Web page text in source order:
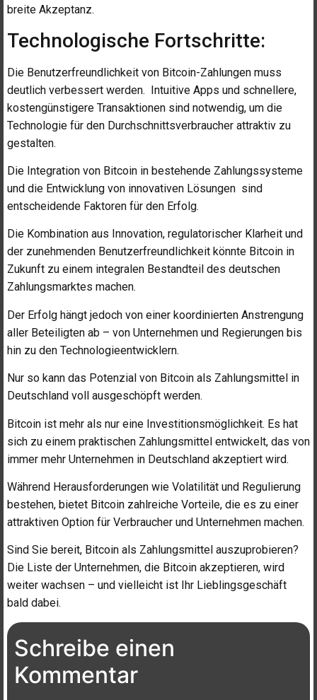
breite Akzeptanz.
Technologische Fortschritte:
Die Benutzerfreundlichkeit von Bitcoin-Zahlungen muss
deutlich verbessert werden. Intuitive Apps und schnellere,
kostengünstigere Transaktionen sind notwendig, um die
Technologie für den Durchschnittsverbraucher attraktiv zu
gestalten.
Die Integration von Bitcoin in bestehende Zahlungssysteme
und die Entwicklung von innovativen Lösungen sind
entscheidende Faktoren für den Erfolg.
Die Kombination aus Innovation, regulatorischer Klarheit und
der zunehmenden Benutzerfreundlichkeit könnte Bitcoin in
Zukunft zu einem integralen Bestandteil des deutschen
Zahlungsmarktes machen.
Der Erfolg hängt jedoch von einer koordinierten Anstrengung
aller Beteiligten ab – von Unternehmen und Regierungen bis
hin zu den Technologieentwicklern.
Nur so kann das Potenzial von Bitcoin als Zahlungsmittel in
Deutschland voll ausgeschöpft werden.
Bitcoin ist mehr als nur eine Investitionsmöglichkeit. Es hat
sich zu einem praktischen Zahlungsmittel entwickelt, das von
immer mehr Unternehmen in Deutschland akzeptiert wird.
Während Herausforderungen wie Volatilität und Regulierung
bestehen, bietet Bitcoin zahlreiche Vorteile, die es zu einer
attraktiven Option für Verbraucher und Unternehmen machen.
Sind Sie bereit, Bitcoin als Zahlungsmittel auszuprobieren?
Die Liste der Unternehmen, die Bitcoin akzeptieren, wird
weiter wachsen – und vielleicht ist Ihr Lieblingsgeschäft
bald dabei.
Schreibe einen
Kommentar